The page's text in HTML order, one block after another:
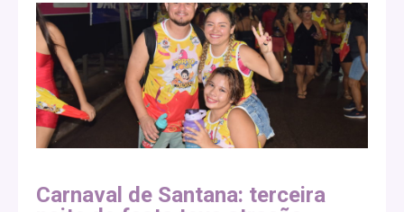
Carnaval de Santana: terceira